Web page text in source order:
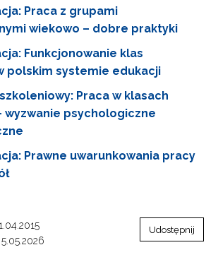
Praca z grupami
wiekowo – dobre praktyki
Funkcjonowanie klas
polskim systemie edukacji
Praca w klasach
wyzwanie psychologiczne
Prawne uwarunkowania pracy
Udostępnij